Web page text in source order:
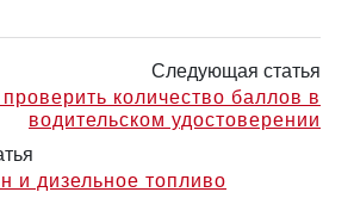
Следующая статья
проверить количество баллов в
водительском удостоверении
и дизельное топливо